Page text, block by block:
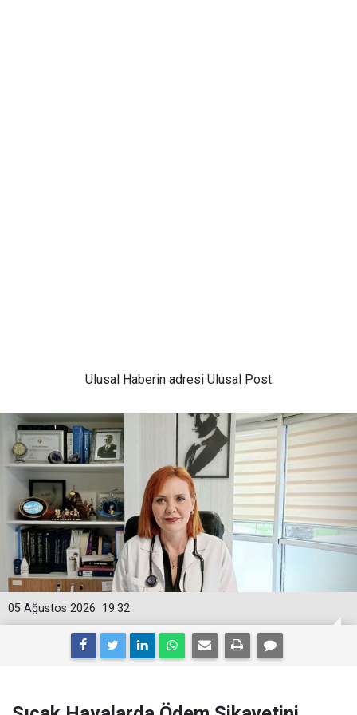
Ulusal Haberin adresi Ulusal Post
19:32
05 Ağustos 2026